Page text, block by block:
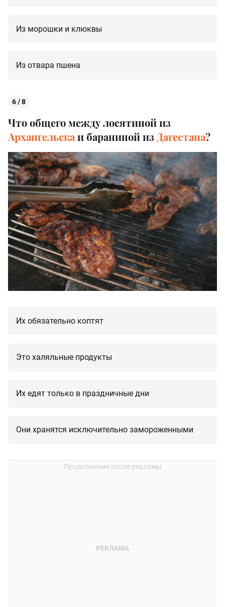
Из морошки и клюквы
Из отвара пшена
6 / 8
Что общего между лосятиной из
Архангельска и бараниной из Дагестана?
Их обязательно коптят
Это халяльные продукты
Их едят только в праздничные дни
Они хранятся исключительно замороженными